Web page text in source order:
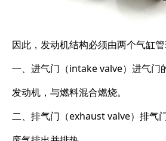
因此，发动机结构必须由两个气缸管
一、进气门（intake valve）进气门
发动机，与燃料混合燃烧。
二、排气门（exhaust valve）排气